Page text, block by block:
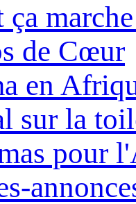
de Cœur
en
sur la
pour